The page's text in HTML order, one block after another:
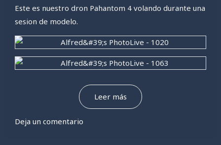
Este es nuestro dron Pahantom 4 volando durante una
sesion de modelo.
Leer más
Deja un comentario